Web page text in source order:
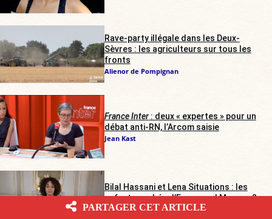
Rave-party illégale dans les Deux-
Sèvres : les agriculteurs sur tous les
fronts
Alienor de Pompignan
France Inter: deux « expertes » pour un
débat anti-RN, l’Arcom saisie
Jean Kast
Bilal Hassani et Lena Situations : les
enfants cachés d’Emmanuel Macron ?
Nicolas Gauthier
PARTAGER CET ARTICLE